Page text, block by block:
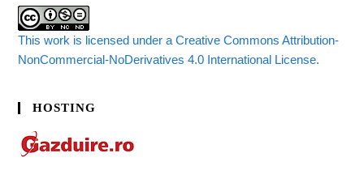
This work is licensed under a Creative Commons Attribution-
NonCommercial-NoDerivatives 4.0 International License.
HOSTING